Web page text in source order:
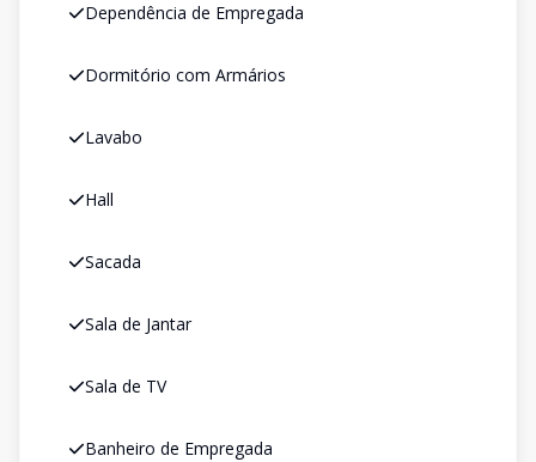
Dependência de Empregada
Dormitório com Armários
Lavabo
Hall
Sacada
Sala de Jantar
Sala de TV
Banheiro de Empregada